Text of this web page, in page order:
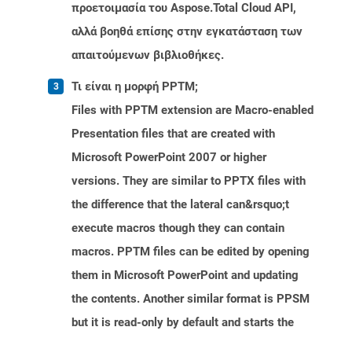
προετοιμασία του Aspose.Total Cloud API,
αλλά βοηθά επίσης στην εγκατάσταση των
απαιτούμενων βιβλιοθήκες.
Τι είναι η μορφή PPTM;
Files with PPTM extension are Macro-enabled
Presentation files that are created with
Microsoft PowerPoint 2007 or higher
versions. They are similar to PPTX files with
the difference that the lateral can&rsquo;t
execute macros though they can contain
macros. PPTM files can be edited by opening
them in Microsoft PowerPoint and updating
the contents. Another similar format is PPSM
but it is read-only by default and starts the